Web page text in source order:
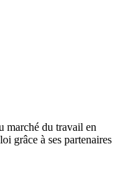
marché du travail en
grâce à ses partenaires